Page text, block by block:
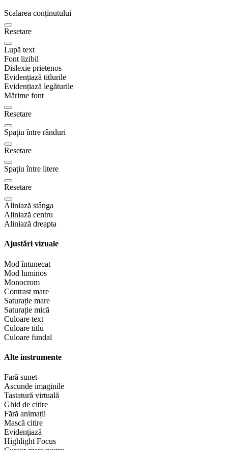
Scalarea conținutului
Resetare
Lupă text
Font lizibil
Dislexie prietenos
Evidențiază titlurile
Evidențiază legăturile
Mărime font
Resetare
Spațiu între rânduri
Resetare
Spațiu între litere
Resetare
Aliniază stânga
Aliniază centru
Aliniază dreapta
Ajustări vizuale
Mod întunecat
Mod luminos
Monocrom
Contrast mare
Saturație mare
Saturație mică
Culoare text
Culoare titlu
Culoare fundal
Alte instrumente
Fară sunet
Ascunde imaginile
Tastatură virtuală
Ghid de citire
Fără animații
Mască citire
Evidențiază
Highlight Focus